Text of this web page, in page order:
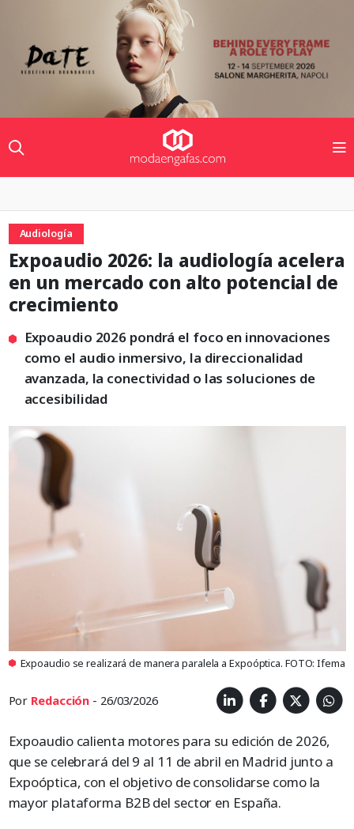
Audiología
Expoaudio 2026: la audiología acelera
en un mercado con alto potencial de
crecimiento
Expoaudio 2026 pondrá el foco en innovaciones
como el audio inmersivo, la direccionalidad
avanzada, la conectividad o las soluciones de
accesibilidad
Expoaudio se realizará de manera paralela a Expoóptica. FOTO: Ifema
Por Redacción - 26/03/2026
Expoaudio calienta motores para su edición de 2026,
que se celebrará del 9 al 11 de abril en Madrid junto a
Expoóptica, con el objetivo de consolidarse como la
mayor plataforma B2B del sector en España.